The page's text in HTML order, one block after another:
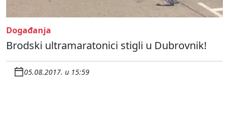
Događanja
Brodski ultramaratonici stigli u Dubrovnik!
05.08.2017. u 15:59